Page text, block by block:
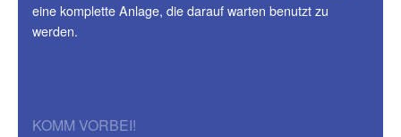
eine komplette Anlage, die darauf warten benutzt zu
werden.
KOMM VORBEI!